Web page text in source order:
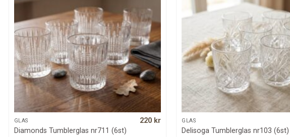
QUICK VIEW
Diamonds Tumblerglas nr711 (6st)
220 kr QUICK VIEW
GLAS
Delisoga Tumblerglas nr103 (6st)